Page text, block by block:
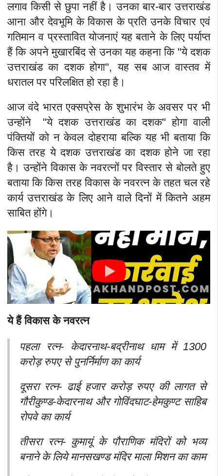
लगाव किसी से छुपा नहीं है। उनका बार-बार उत्तराखंड
आना और देवभूमि के विकास के प्रति उनके विचार एवं
गतिमान व प्रस्तावित योजनाएं यह बताने के लिए पर्याप्त
हैं कि अपने मुखारबिंद से उनका यह कहना कि "ये दशक
उत्तराखंड का दशक होगा", यह सब आज वास्तव में
धरातल पर परिलक्षित हो रहा है।
आज वंदे भारत एक्सप्रेस के शुभारंभ के अवसर पर भी
उन्होंने "ये दशक उत्तराखंड का दशक" होगा वाली
पंक्तियों को न केवल दोहराया बल्कि यह भी बताया कि
किस तरह ये दशक उत्तराखंड का दशक होने जा रहा
है। उन्होंने विकास के नवरत्नों पर विस्तार से बोलते हुए
बताया कि किस तरह विकास के नवरत्न के तहत चल रहे
कार्य उत्तराखंड के लिए आने वाले दिनों में कितने अहम
साबित होंगे।
ये हैं विकास के नवरत्न
पहला रत्न- केदारनाथ-बद्रीनाथ धाम में 1300
करोड़ रुपए से पुनर्निर्माण का कार्य
दूसरा रत्न- ढाई हजार करोड़ रुपए की लागत से
गौरीकुण्ड-केदारनाथ और गोविंदघाट-हेमकुण्ट साहिब
रोपवे का कार्य
तीसरा रत्न- कुमायूं के पौराणिक मंदिरों को भव्य
बनाने के लिये मानसखण्ड मंदिर माला मिशन का काम